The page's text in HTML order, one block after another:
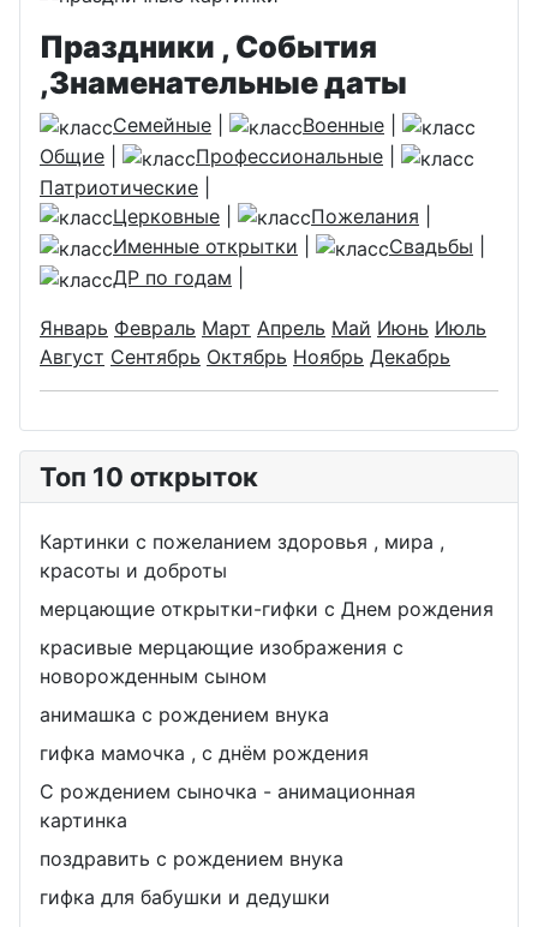
Праздники , События
,Знаменательные даты
Семейные Военные
Общие
Профессиональные
Патриотические
Церковные
Пожелания
Именные открытки
Свадьбы
ДР по годам
Январь Февраль Март Апрель Май Июнь Июль
Август Сентябрь Октябрь Ноябрь Декабрь
Топ 10 открыток
Картинки с пожеланием здоровья , мира ,
красоты и доброты
мерцающие открытки-гифки с Днем рождения
красивые мерцающие изображения с
новорожденным сыном
анимашка с рождением внука
гифка мамочка , с днём рождения
С рождением сыночка - анимационная
картинка
поздравить с рождением внука
гифка для бабушки и дедушки